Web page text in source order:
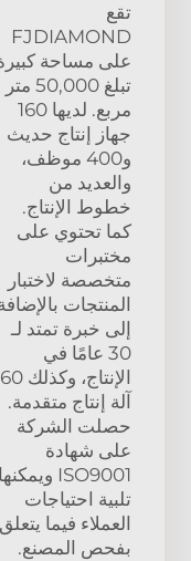
تقع
FJDIAMOND
على مساحة
تبلغ 50,000 متر
مربع. لديها 160
جهاز إنتاج حديث
و400 موظف،
والعديد من
خطوط الإنتاج.
كما تحتوي على
مختبرات
متخصصة لاختبار
المنتجات
إلى خبرة تمتد لـ
30 عامًا في
الإنتاج،
آلة إنتاج متقدمة.
حصلت الشركة
على شهادة
ISO9001 ويمكنها
تلبية احتياجات
العملاء فيما يتعلق
بفحص المصنع.